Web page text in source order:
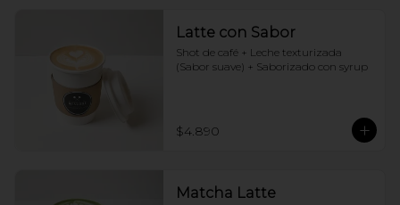
Latte con Sabor
Shot de café + Leche texturizada
(Sabor suave) + Saborizado con syrup
$4.890
Matcha Latte